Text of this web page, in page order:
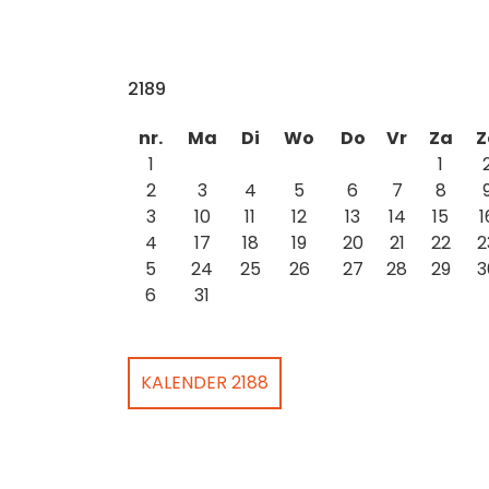
2189
nr.
Ma Di Wo Do Vr Za
1
1
2
3 4 5 6 7 8
3
10 11 12 13 14 15
4
17 18 19 20 21 22
5
24 25 26 27 28 29
6
31
KALENDER 2188